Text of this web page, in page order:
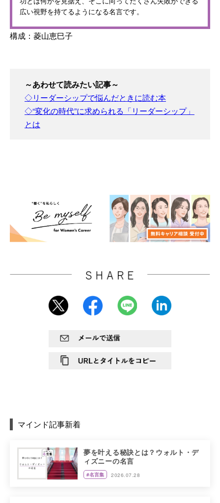
広い視野を持てるようになる名言です。
構成：菱山恵巳子
～あわせて読みたい記事～
◇リーダーシップで悩んだときに読む本
◇“変化の時代”に求められる「リーダーシップ」
とは
マインド記事新着
夢を叶える秘訣とは？ウォルト・デ
ィズニーの名言
#名言集 2026.07.28